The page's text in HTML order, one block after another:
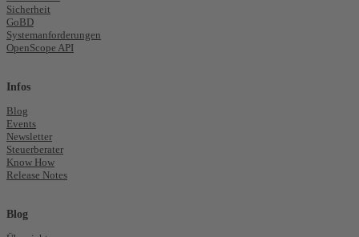
Sicherheit
GoBD
Systemanforderungen
OpenScope API
Infos
Blog
Events
Newsletter
Steuerberater
Know How
Release Notes
Blog